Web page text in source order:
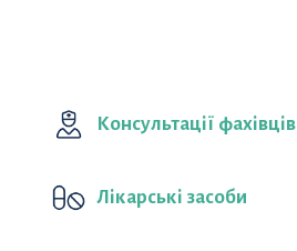
Консультації фахівців
Лікарські засоби